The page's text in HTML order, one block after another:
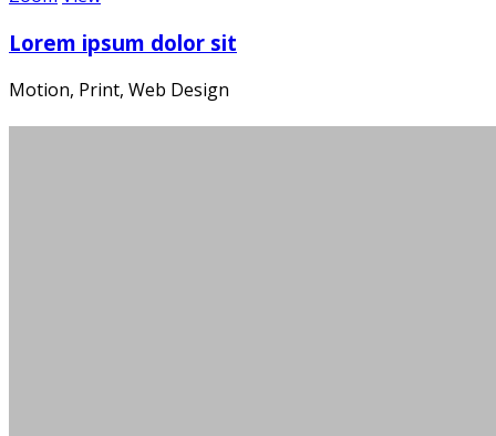
Lorem ipsum dolor sit
Motion, Print, Web Design